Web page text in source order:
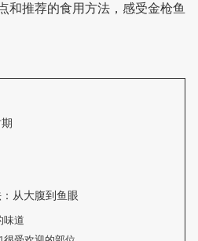
和推荐的食用方法，感受金枪鱼
从大腹到鱼眼
味道